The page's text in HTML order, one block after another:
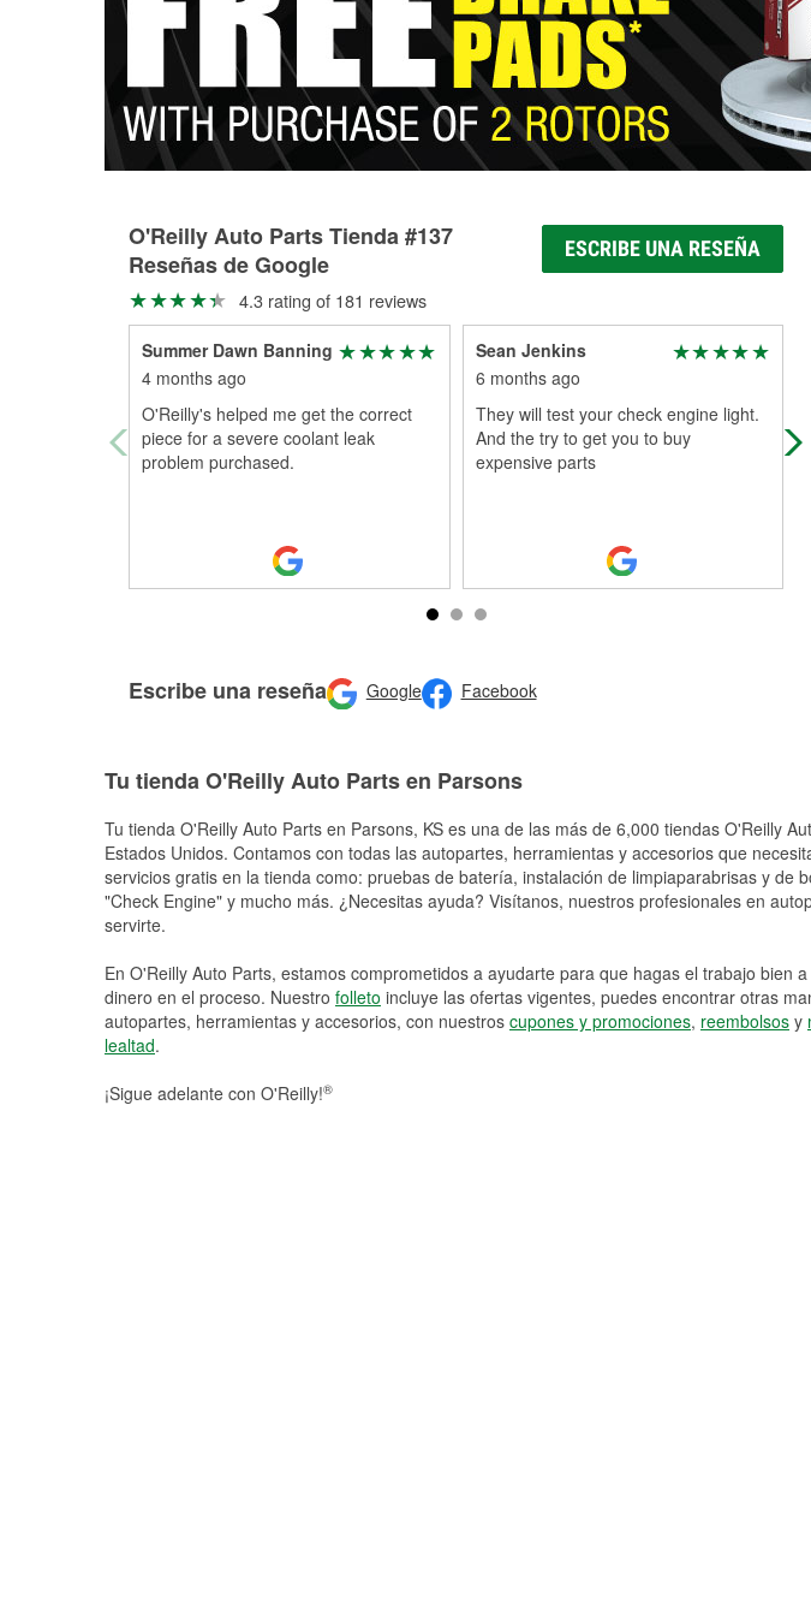
O'Reilly Auto Parts Tienda #137
Reseñas de Google
ESCRIBE UNA RESEÑA
4.3 rating of 181 reviews
Summer Dawn Banning
4 months ago
O'Reilly's helped me get the correct
piece for a severe coolant leak
problem purchased.
Sean Jenkins
6 months ago
They will test your check engine light.
And the try to get you to buy
expensive parts
Escribe una reseña Google Facebook
Tu tienda O'Reilly Auto Parts en Parsons
Tu tienda O'Reilly Auto Parts en Parsons, KS es una de las más de 6,000 tiendas O'Reilly
Estados Unidos. Contamos con todas las autopartes, herramientas y accesorios que
servicios gratis en la tienda como: pruebas de batería, instalación de limpiaparabrisas y de
"Check Engine" y mucho más. ¿Necesitas ayuda? Visítanos, nuestros profesionales en
servirte.
En O'Reilly Auto Parts, estamos comprometidos a ayudarte para que hagas el trabajo bien
dinero en el proceso. Nuestro folleto incluye las ofertas vigentes, puedes encontrar otras
autopartes, herramientas y accesorios, con nuestros cupones y promociones, reembolsos y
lealtad.
¡Sigue adelante con O'Reilly!®